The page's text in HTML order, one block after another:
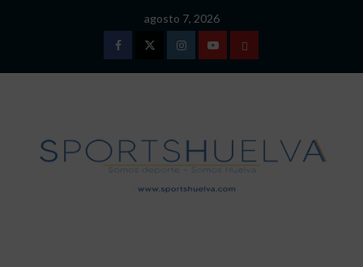
agosto 7, 2026
FacebookTwitterInstagramYoutubeTÉRMINOS
DE
USO